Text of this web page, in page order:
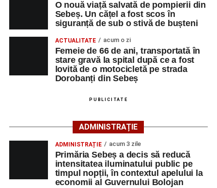
rutier soldat cu victime.
La fața locului s-au deplasat polițiștii rutieri, care au
stabilit că un bărbat de 53 de ani, din Sebeș, conducea o
motocicletă pe direcția Daia Română – Sebeș. Acesta ar
fi surprins și accidentat o femeie de 66 de ani, din Sebeș,
care traversa strada printr-un loc nepermis.
Motociclistul a fost testat cu aparatul etilotest, rezultatul
Polițiștii continuă cercetările pentru stabilirea tuturor
împrejurărilor în care s-a produs accidentul, în cadrul unui
O nouă viață salvată de pompierii din
Sebeș. Un cățel a fost scos în
siguranță de sub o stivă de bușteni
ACTUALITATE acum o zi
Femeie de 66 de ani, transportată în
stare gravă la spital după ce a fost
lovită de o motocicletă pe strada
Dorobanți din Sebeș
PUBLICITATE
ADMINISTRAȚIE
ADMINISTRAȚIE acum 3 zile
Primăria Sebeș a decis să reducă
intensitatea iluminatului public pe
timpul nopții, în contextul apelului la
economii al Guvernului Bolojan